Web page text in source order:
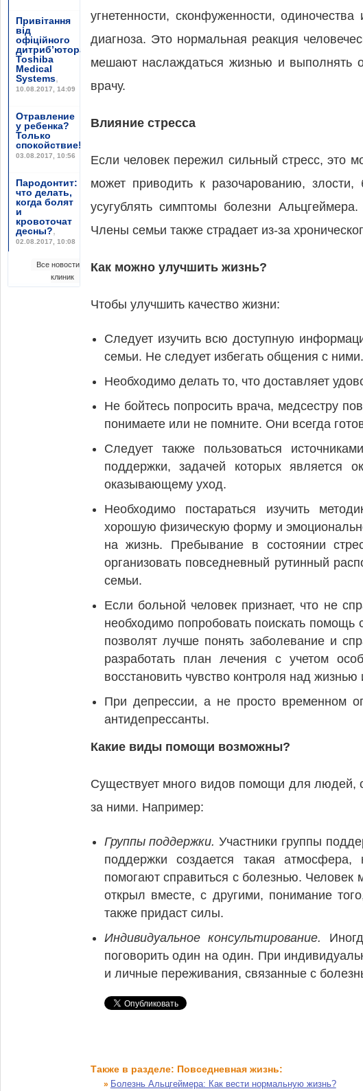
Привітання
від
офіційного
дитриб’ютора
Toshiba
Medical
Systems,
10.08.2017, 14:09
Отравление
у ребенка?
Только
спокойствие!
03.08.2017, 10:56
Пародонтит:
что делать,
когда болят
и
кровоточат
десны?,
02.08.2017, 10:08
Все новости
клиник
угнетенности, сконфуженности,
диагноза. Это нормальная реакция
мешают наслаждаться жизнью и выполнять
врачу.
Влияние стресса
Если человек пережил сильный стресс, это
может приводить к разочарованию,
усугублять симптомы болезни
Члены семьи также страдает из-за
Как можно улучшить жизнь?
Чтобы улучшить качество жизни:
Следует изучить всю доступную
семьи. Не следует избегать общения с
Необходимо делать то, что доставляет
Не бойтесь попросить врача, медсестру
понимаете или не помните. Они всегда
Следует также пользоваться
поддержки, задачей которых является
оказывающему уход.
Необходимо постараться изучить
хорошую физическую форму и
на жизнь. Пребывание в состоянии
организовать повседневный рутинный
семьи.
Если больной человек признает, что не
необходимо попробовать поискать
позволят лучше понять заболевание и
разработать план лечения с учетом
восстановить чувство контроля над
При депрессии, а не просто временном
антидепрессанты.
Какие виды помощи возможны?
Существует много видов помощи для людей,
за ними. Например:
Группы поддержки. Участники группы
поддержки создается такая
помогают справиться с болезнью. Человек
открыл вместе, с другими, понимание
также придаст силы.
Индивидуальное консультирование.
поговорить один на один. При
и личные переживания, связанные с
Также в разделе: Повседневная жизнь:
» Болезнь Альцгеймера: Как вести нормальную жизнь?